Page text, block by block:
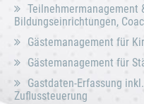
Bildungseinrichtungen,
Gästemanagement für
Gästemanagement für
Gastdaten-Erfassung
Zuflussteuerung